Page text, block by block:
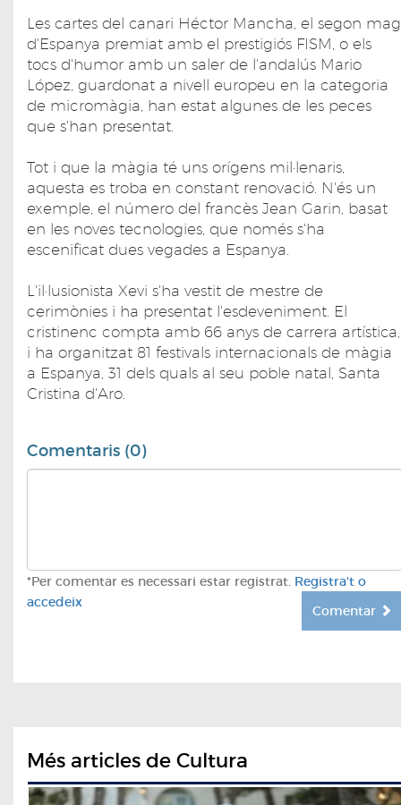
Les cartes del canari Héctor Mancha, el segon mag
d'Espanya premiat amb el prestigiós FISM, o els
tocs d'humor amb un saler de l'andalús Mario
López, guardonat a nivell europeu en la categoria
de micromàgia, han estat algunes de les peces
que s'han presentat.
Tot i que la màgia té uns orígens mil·lenaris,
aquesta es troba en constant renovació. N'és un
exemple, el número del francès Jean Garin, basat
en les noves tecnologies, que només s'ha
escenificat dues vegades a Espanya.
L'il·lusionista Xevi s'ha vestit de mestre de
cerimònies i ha presentat l'esdeveniment. El
cristinenc compta amb 66 anys de carrera artística,
i ha organitzat 81 festivals internacionals de màgia
a Espanya, 31 dels quals al seu poble natal, Santa
Cristina d'Aro.
Comentaris (0)
*Per comentar es necessari estar registrat. Registra't o
accedeix
Comentar
Més articles de Cultura